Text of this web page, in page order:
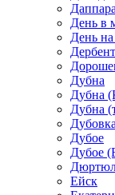
День в
День
Дербент
Дубна
Дубна
Дубна
Дубовка
Дубое
Дубое
Ейск